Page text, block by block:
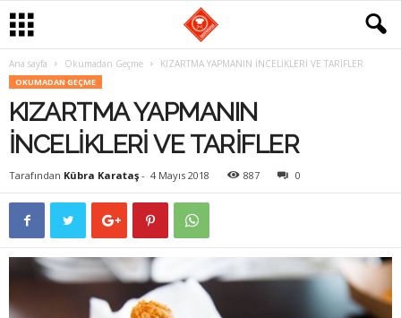
Ana sayfa Okumadan Geçme KIZARTMA YAPMANIN İNCELİKLERİ VE TARİFLER
OKUMADAN GEÇME
KIZARTMA YAPMANIN
İNCELİKLERİ VE TARİFLER
Tarafından Kübra Karataş - 4 Mayıs 2018 887 0